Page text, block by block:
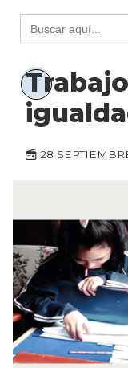
Buscar:
28